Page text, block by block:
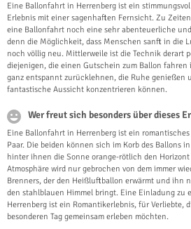
Eine Ballonfahrt in Herrenberg ist ein
Erlebnis mit einer sagenhaften Fernsicht. Zu
eine Ballonfahrt noch eine sehr abenteuerliche
denn die Möglichkeit, dass Menschen sanft in die
noch völlig neu. Mittlerweile ist die Technik derart
diejenigen, die einen Gutschein zum Ballon
ganz entspannt zurücklehnen, die Ruhe genießen
fantastische Aussicht konzentrieren können.
Wer freut sich besonders über dieses
Eine Ballonfahrt in Herrenberg ist ein
Paar. Die beiden können sich im Korb des Ballons
hinter ihnen die Sonne orange-rötlich den
Atmosphäre wird nur gebrochen von dem immer
Brenners, der den Heißluftballon erwärmt und ihn
den stahlblauen Himmel bringt. Eine Einladung zu
Herrenberg ist ein Romantikerlebnis, für Verliebte,
besonderen Tag gemeinsam erleben möchten.